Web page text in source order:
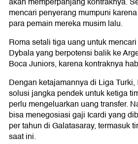
mencari penyerang mumpuni
para pemain mereka musim lalu.
Roma setali tiga uang untuk
Dybala yang berpotensi balik ke
Boca Juniors, karena kontraknya
Dengan ketajamannya di Liga
solusi jangka pendek untuk ketiga
perlu mengeluarkan uang transfer.
bisa menegosiasi gaji Icardi yang
per tahun di Galatasaray, termasuk
saat ini.